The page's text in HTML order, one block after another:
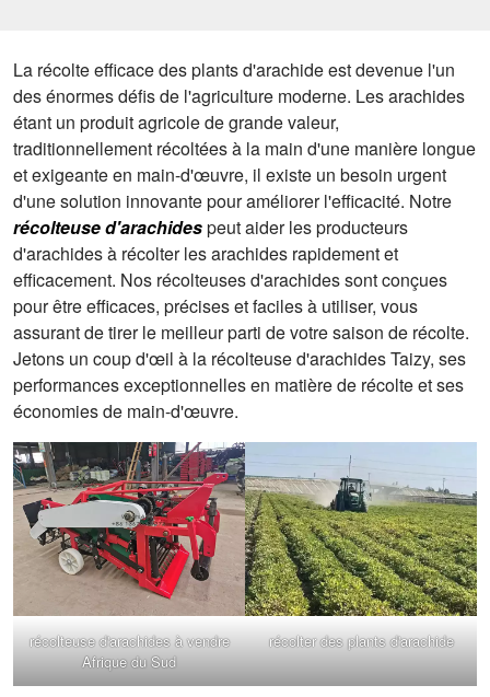
La récolte efficace des plants d'arachide est devenue l'un
des énormes défis de l'agriculture moderne. Les arachides
étant un produit agricole de grande valeur,
traditionnellement récoltées à la main d'une manière longue
et exigeante en main-d'œuvre, il existe un besoin urgent
d'une solution innovante pour améliorer l'efficacité. Notre
récolteuse d'arachidespeut aider les producteurs
d'arachides à récolter les arachides rapidement et
efficacement. Nos récolteuses d'arachides sont conçues
pour être efficaces, précises et faciles à utiliser, vous
assurant de tirer le meilleur parti de votre saison de récolte.
Jetons un coup d'œil à la récolteuse d'arachides Taizy, ses
performances exceptionnelles en matière de récolte et ses
économies de main-d'œuvre.
récolteuse d'arachides à vendre
Afrique du Sud
récolter des plants d'arachide